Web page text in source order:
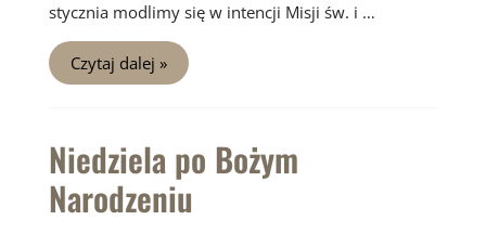
stycznia modlimy się w intencji Misji św. i …
2
Niedziela
po
Czytaj dalej »
Niedziela po Bożym
Narodzeniu